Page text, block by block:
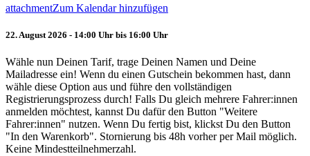
attachmentZum Kalendar hinzufügen
22. August 2026 - 14:00 Uhr bis 16:00 Uhr
Wähle nun Deinen Tarif, trage Deinen Namen und Deine
Mailadresse ein! Wenn du einen Gutschein bekommen hast, dann
wähle diese Option aus und führe den vollständigen
Registrierungsprozess durch! Falls Du gleich mehrere Fahrer:innen
anmelden möchtest, kannst Du dafür den Button "Weitere
Fahrer:innen" nutzen. Wenn Du fertig bist, klickst Du den Button
"In den Warenkorb". Stornierung bis 48h vorher per Mail möglich.
Keine Mindestteilnehmerzahl.